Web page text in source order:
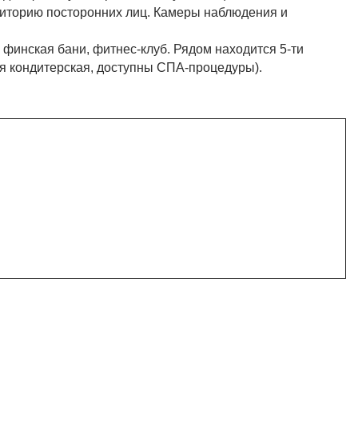
посторонних лиц. Камеры наблюдения и
бани, фитнес-клуб. Рядом находится 5-ти
кондитерская, доступны СПА-процедуры).